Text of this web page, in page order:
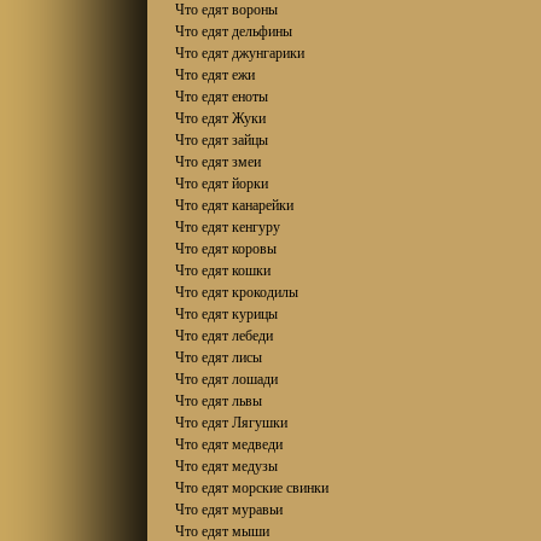
Что едят вороны
Что едят дельфины
Что едят джунгарики
Что едят ежи
Что едят еноты
Что едят Жуки
Что едят зайцы
Что едят змеи
Что едят йорки
Что едят канарейки
Что едят кенгуру
Что едят коровы
Что едят кошки
Что едят крокодилы
Что едят курицы
Что едят лебеди
Что едят лисы
Что едят лошади
Что едят львы
Что едят Лягушки
Что едят медведи
Что едят медузы
Что едят морские свинки
Что едят муравьи
Что едят мыши